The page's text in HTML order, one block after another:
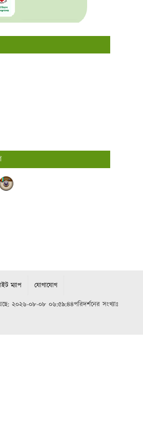
ম্যাপ যোগাযোগ
২০২৬-০৮-০৮ ০৬:৫৯:৪৪পরিদর্শনের সংখ্যাঃ